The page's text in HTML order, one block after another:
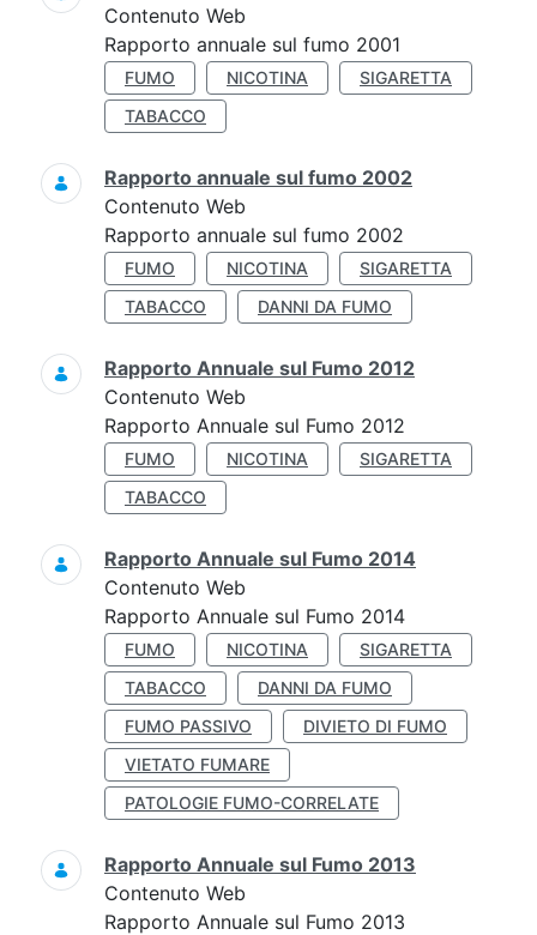
Contenuto Web
Rapporto annuale sul fumo 2001
FUMO NICOTINA
SIGARETTA
TABACCO
Rapporto annuale sul fumo 2002
Contenuto Web
Rapporto annuale sul fumo 2002
FUMO NICOTINA
SIGARETTA
TABACCO
DANNI DA FUMO
Rapporto Annuale sul Fumo 2012
Contenuto Web
Rapporto Annuale sul Fumo 2012
FUMO NICOTINA
SIGARETTA
TABACCO
Rapporto Annuale sul Fumo 2014
Contenuto Web
Rapporto Annuale sul Fumo 2014
FUMO NICOTINA
SIGARETTA
TABACCO
DANNI DA FUMO
FUMO PASSIVO
DIVIETO DI FUMO
VIETATO FUMARE
PATOLOGIE FUMO-CORRELATE
Rapporto Annuale sul Fumo 2013
Contenuto Web
Rapporto Annuale sul Fumo 2013